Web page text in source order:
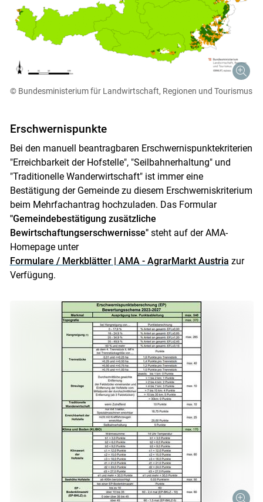
© Bundesministerium für Landwirtschaft, Regionen und Tourismus
Erschwernispunkte
Bei den manuell beantragbaren Erschwernispunktekriterien
"Erreichbarkeit der Hofstelle", "Seilbahnerhaltung" und
"Traditionelle Wanderwirtschaft" ist immer eine
Bestätigung der Gemeinde zu diesem Erschwerniskriterium
beim Mehrfachantrag hochzuladen. Das Formular
"Gemeindebestätigung zusätzliche
Bewirtschaftungserschwernisse"steht auf der AMA-
Homepage unter
Formulare / Merkblätter | AMA - AgrarMarkt Austria zur
Verfügung.